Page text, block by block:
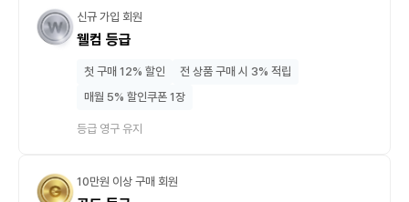
신규 가입 회원
웰컴 등급
첫 구매 12% 할인
전 상품 구매 시 3% 적립
매월 5% 할인쿠폰 1장
등급 영구 유지
10만원 이상 구매 회원